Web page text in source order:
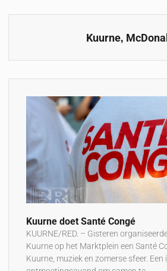
Kuurne,
Kuurne doet Santé Congé
KUURNE/RED. – Gisteren
Kuurne op het Marktplein een Santé
Kuurne, muziek en zomerse sfeer. Een